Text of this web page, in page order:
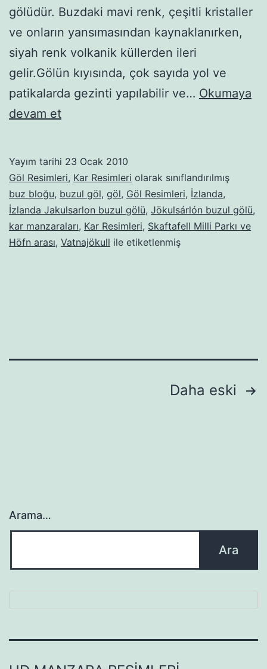
gölüdür. Buzdaki mavi renk, çeşitli kristaller
ve onların yansımasından kaynaklanırken,
siyah renk volkanik küllerden ileri
gelir.Gölün kıyısında, çok sayıda yol ve
patikalarda gezinti yapılabilir ve… Okumaya
devam etİzlanda
gölü
Yayım tarihi 23 Ocak 2010
Göl Resimleri, Kar Resimleri olarak sınıflandırılmış
buz bloğu, buzul göl, göl, Göl Resimleri, İzlanda,
İzlanda Jakulsarlon buzul gölü, Jökulsárlón buzul gölü,
kar manzaraları, Kar Resimleri, Skaftafell Milli Parkı ve
Höfn arası, Vatnajökull ile etiketlenmiş
Daha eski
Arama…